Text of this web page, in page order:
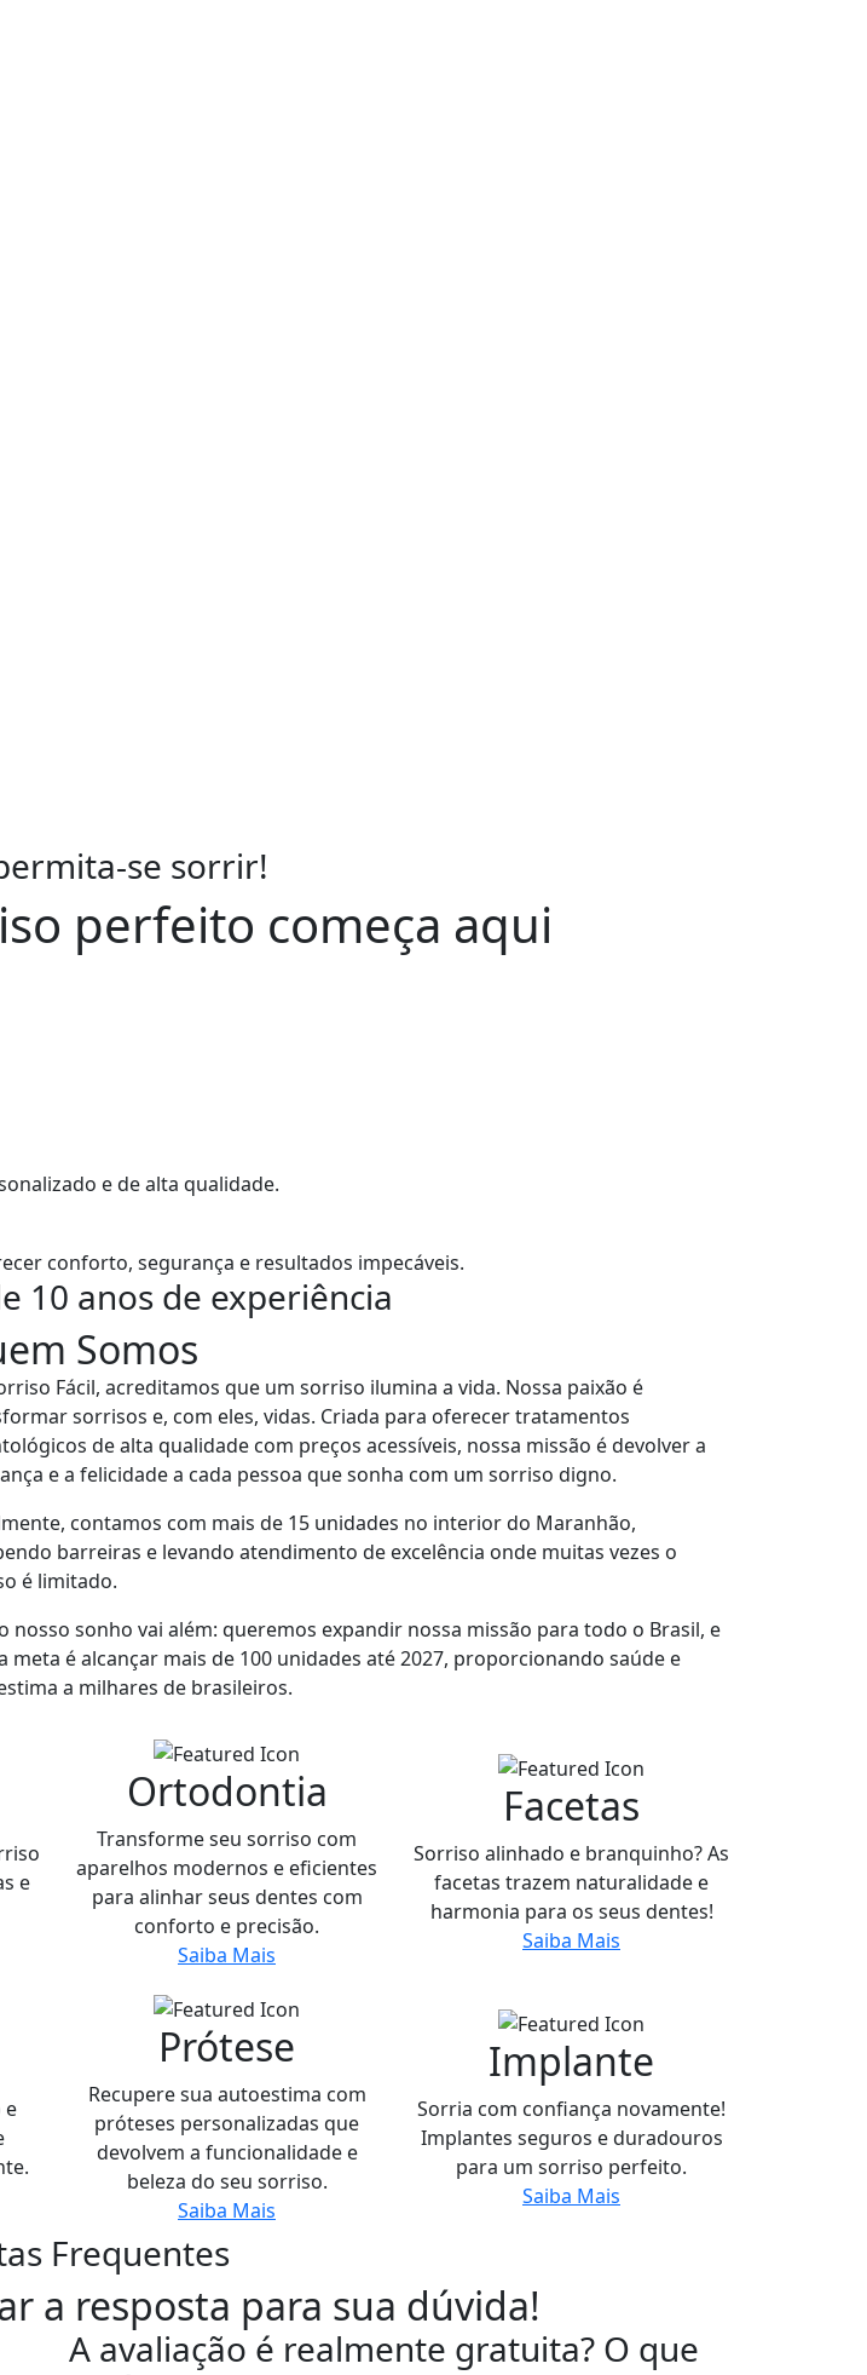
se sorrir!
perfeito começa aqui
e de alta qualidade.
conforto, segurança e resultados impecáveis.
10 anos de experiência
Somos
Fácil, acreditamos que um sorriso ilumina a vida. Nossa paixão é
sorrisos e, com eles, vidas. Criada para oferecer tratamentos
de alta qualidade com preços acessíveis, nossa missão é devolver a
e a felicidade a cada pessoa que sonha com um sorriso digno.
contamos com mais de 15 unidades no interior do Maranhão,
barreiras e levando atendimento de excelência onde muitas vezes o
é limitado.
nosso sonho vai além: queremos expandir nossa missão para todo o Brasil, e
meta é alcançar mais de 100 unidades até 2027, proporcionando saúde e
a milhares de brasileiros.
e
Ortodontia
Transforme seu sorriso com
aparelhos modernos e eficientes
para alinhar seus dentes com
conforto e precisão.
Saiba Mais
Facetas
Sorriso alinhado e branquinho? As
facetas trazem naturalidade e
harmonia para os seus dentes!
Saiba Mais
e
Prótese
Recupere sua autoestima com
próteses personalizadas que
devolvem a funcionalidade e
beleza do seu sorriso.
Saiba Mais
Implante
Sorria com confiança novamente!
Implantes seguros e duradouros
para um sorriso perfeito.
Saiba Mais
Frequentes
a resposta para sua dúvida!
A avaliação é realmente gratuita? O que